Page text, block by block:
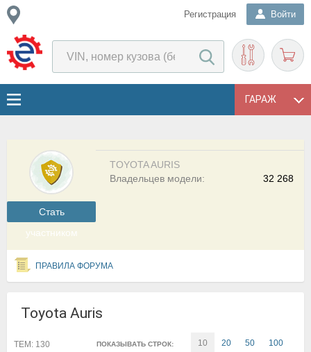
Регистрация Войти
ГАРАЖ
Cтать
участником
TOYOTA AURIS
32 268
Владельцев модели:
ПРАВИЛА ФОРУМА
Toyota Auris
ПОКАЗЫВАТЬ СТРОК: 10 20 50 100
ТЕМ: 130